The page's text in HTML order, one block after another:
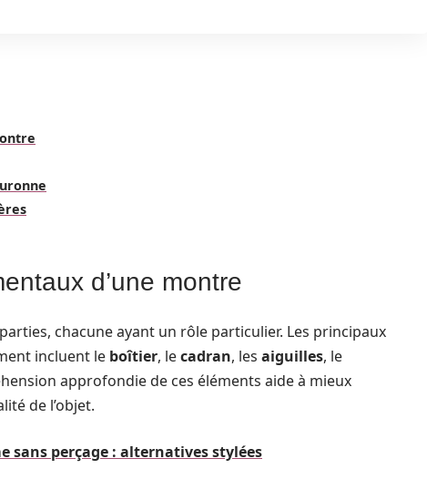
d’une montre
chacune ayant un rôle particulier. Les principaux
incluent le boîtier, lecadran, les aiguilles, le
approfondie de ces éléments aide à mieux
de l’objet.
sans perçage : alternatives stylées